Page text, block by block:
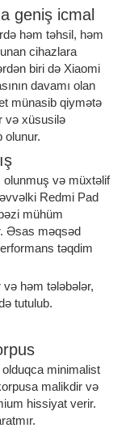
geniş icmal
həm təhsil, həm
cihazlara
biri də Xiaomi
davamı olan
münasib qiymətə
və xüsusilə
olunur.
olunmuş və müxtəlif
əvvəlki Redmi Pad
mühüm
Əsas məqsəd
təqdim
həm tələbələr,
tutulub.
olduqca minimalist
malikdir və
hissiyat verir.